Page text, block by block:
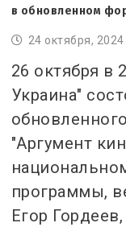
в обновленном
24 октября, 2024
26 октября в
Украина"
"Аргумент
программы,
Егор